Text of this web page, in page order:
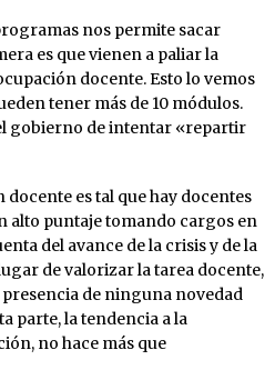
nos permite sacar
es que vienen a paliar la
docente. Esto lo vemos
tener más de 10 módulos.
gobierno de intentar «repartir
es tal que hay docentes
alto puntaje tomando cargos en
del avance de la crisis y de la
de valorizar la tarea docente,
de ninguna novedad
parte, la tendencia a la
no hace más que